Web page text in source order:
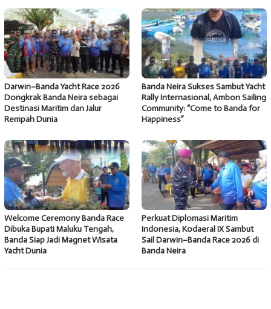
Darwin–Banda Yacht Race 2026
Dongkrak Banda Neira sebagai
Destinasi Maritim dan Jalur
Rempah Dunia
Banda Neira Sukses Sambut Yacht
Rally Internasional, Ambon Sailing
Community: “Come to Banda for
Happiness”
Welcome Ceremony Banda Race
Dibuka Bupati Maluku Tengah,
Banda Siap Jadi Magnet Wisata
Yacht Dunia
Perkuat Diplomasi Maritim
Indonesia, Kodaeral IX Sambut
Sail Darwin–Banda Race 2026 di
Banda Neira